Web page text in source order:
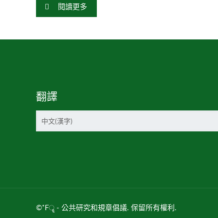
閱讀更多
翻譯
©˚Fॄ - 公共研究和規章倡議. 保留所有權利.